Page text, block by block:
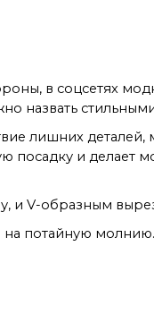
в соцсетях
назвать
лишних
посадку и делает
и V-образным
на потайную молнию.